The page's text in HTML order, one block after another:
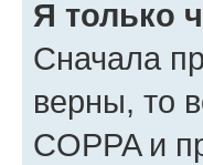
Я только
Сначала
верны, то
COPPA и